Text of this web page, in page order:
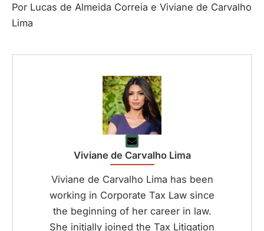
Por Lucas de Almeida Correia e Viviane de Carvalho
Lima
Viviane de Carvalho Lima
Viviane de Carvalho Lima has been
working in Corporate Tax Law since
the beginning of her career in law.
She initially joined the Tax Litigation